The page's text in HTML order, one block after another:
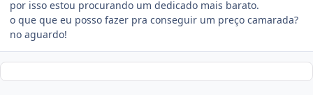
por isso estou procurando um dedicado mais barato.
o que que eu posso fazer pra conseguir um preço camarada?
no aguardo!